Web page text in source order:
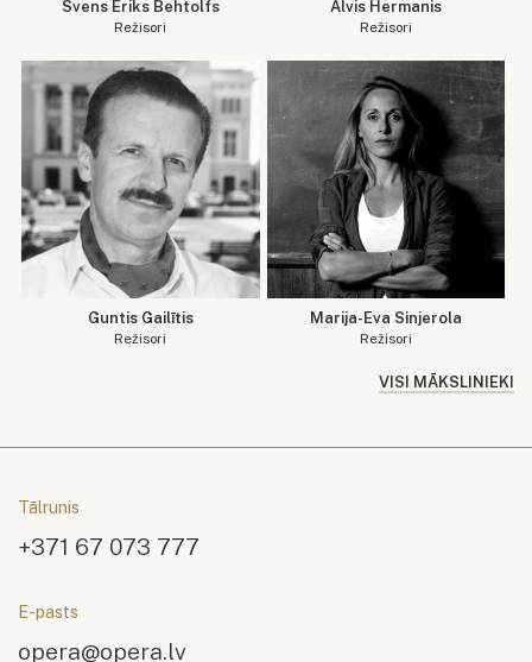
Svens Ēriks Behtolfs
Režisori
Alvis Hermanis
Režisori
Guntis Gailītis
Režisori
Marija-Eva Sinjerola
Režisori
VISI MĀKSLINIEKI
Tālrunis
+371 67 073 777
E-pasts
opera@opera.lv